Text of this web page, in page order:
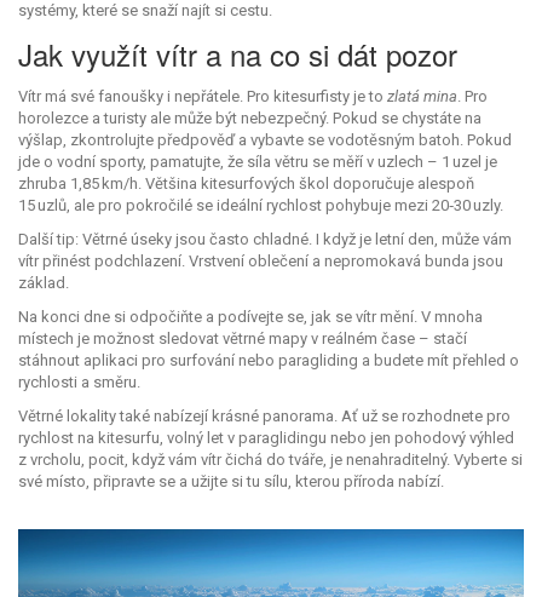
systémy, které se snaží najít si cestu.
Jak využít vítr a na co si dát pozor
Vítr má své fanoušky i nepřátele. Pro kitesurfisty je to zlatá mina. Pro
horolezce a turisty ale může být nebezpečný. Pokud se chystáte na
výšlap, zkontrolujte předpověď a vybavte se vodotěsným batoh. Pokud
jde o vodní sporty, pamatujte, že síla větru se měří v uzlech – 1 uzel je
zhruba 1,85 km/h. Většina kitesurfových škol doporučuje alespoň
15 uzlů, ale pro pokročilé se ideální rychlost pohybuje mezi 20‑30 uzly.
Další tip: Větrné úseky jsou často chladné. I když je letní den, může vám
vítr přinést podchlazení. Vrstvení oblečení a nepromokavá bunda jsou
základ.
Na konci dne si odpočiňte a podívejte se, jak se vítr mění. V mnoha
místech je možnost sledovat větrné mapy v reálném čase – stačí
stáhnout aplikaci pro surfování nebo paragliding a budete mít přehled o
rychlosti a směru.
Větrné lokality také nabízejí krásné panorama. Ať už se rozhodnete pro
rychlost na kitesurfu, volný let v paraglidingu nebo jen pohodový výhled
z vrcholu, pocit, když vám vítr čichá do tváře, je nenahraditelný. Vyberte si
své místo, připravte se a užijte si tu sílu, kterou příroda nabízí.